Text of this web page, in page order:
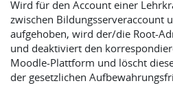
Wird für den Account einer
zwischen Bildungsserveraccount
aufgehoben, wird der/die Root-
und deaktiviert den
Moodle-Plattform und löscht
der gesetzlichen